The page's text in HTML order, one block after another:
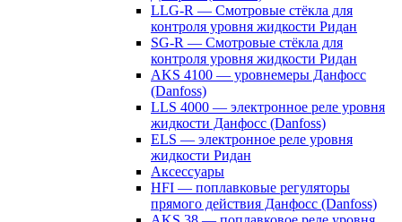
LLG-R — Смотровые стёкла для
контроля уровня жидкости Ридан
SG-R — Смотровые стёкла для
контроля уровня жидкости Ридан
AKS 4100 — уровнемеры Данфосс
(Danfoss)
LLS 4000 — электронное реле уровня
жидкости Данфосс (Danfoss)
ELS — электронное реле уровня
жидкости Ридан
Аксессуары
HFI — поплавковые регуляторы
прямого действия Данфосс (Danfoss)